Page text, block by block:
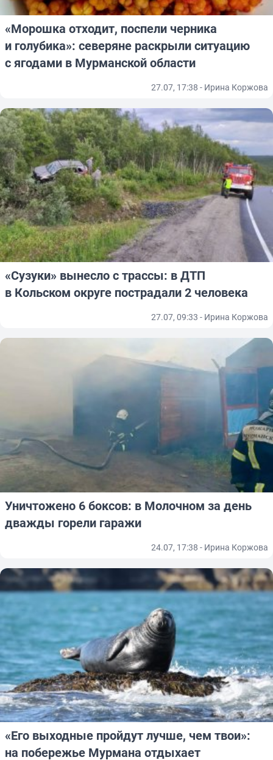
«Морошка отходит, поспели черника
и голубика»: северяне раскрыли ситуацию
с ягодами в Мурманской области
27.07, 17:38 - Ирина Коржова
«Сузуки» вынесло с трассы: в ДТП
в Кольском округе пострадали 2 человека
27.07, 09:33 - Ирина Коржова
Уничтожено 6 боксов: в Молочном за день
дважды горели гаражи
24.07, 17:38 - Ирина Коржова
«Его выходные пройдут лучше, чем твои»:
на побережье Мурмана отдыхает